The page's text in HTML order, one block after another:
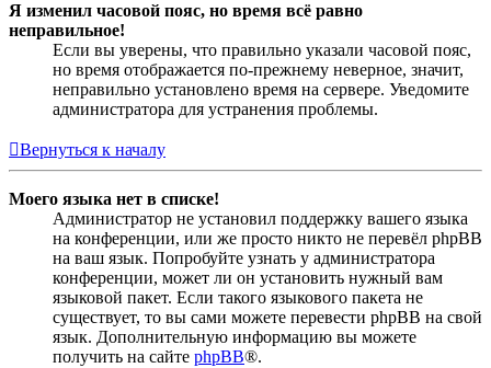
Я изменил часовой пояс, но время всё равно
неправильное!
Если вы уверены, что правильно указали часовой пояс,
но время отображается по-прежнему неверное, значит,
неправильно установлено время на сервере. Уведомите
администратора для устранения проблемы.
Вернуться к началу
Моего языка нет в списке!
Администратор не установил поддержку вашего языка
на конференции, или же просто никто не перевёл phpBB
на ваш язык. Попробуйте узнать у администратора
конференции, может ли он установить нужный вам
языковой пакет. Если такого языкового пакета не
существует, то вы сами можете перевести phpBB на свой
язык. Дополнительную информацию вы можете
получить на сайте phpBB®.